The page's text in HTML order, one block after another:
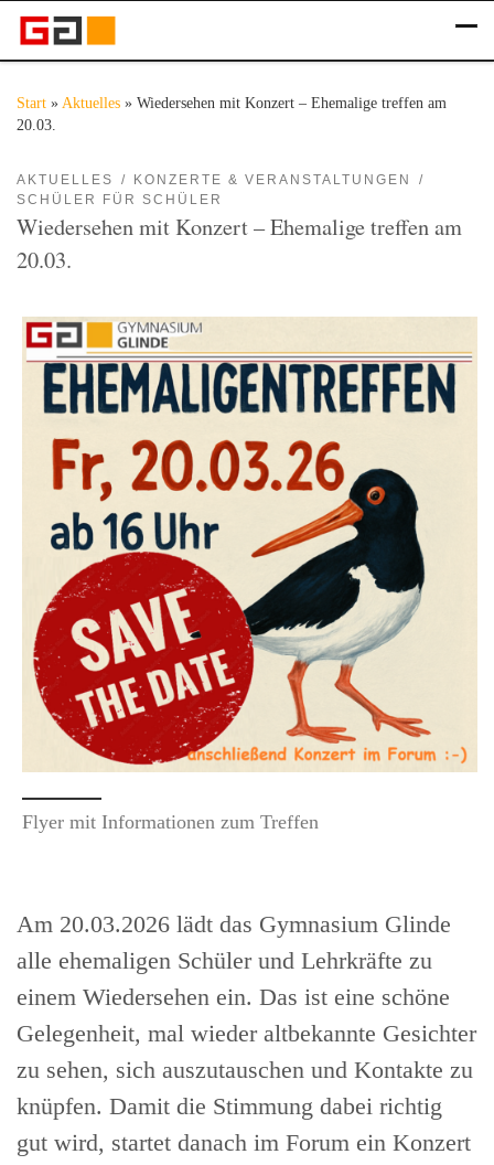
Zum Inhalt springen
Start » Aktuelles » Wiedersehen mit Konzert – Ehemalige treffen am
20.03.
AKTUELLES
KONZERTE & VERANSTALTUNGEN
SCHÜLER FÜR SCHÜLER
Wiedersehen mit Konzert – Ehemalige treffen am
20.03.
Flyer mit Informationen zum Treffen
Am 20.03.2026 lädt das Gymnasium Glinde
alle ehemaligen Schüler und Lehrkräfte zu
einem Wiedersehen ein. Das ist eine schöne
Gelegenheit, mal wieder altbekannte Gesichter
zu sehen, sich auszutauschen und Kontakte zu
knüpfen. Damit die Stimmung dabei richtig
gut wird, startet danach im Forum ein Konzert